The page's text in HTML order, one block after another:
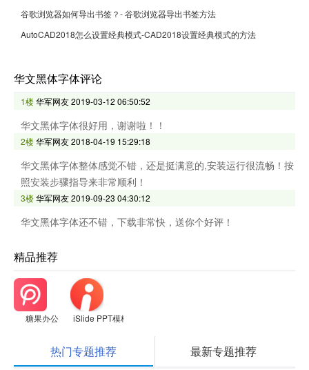
谷歌浏览器如何导出书签？- 谷歌浏览器导出书签方法
AutoCAD2018怎么设置经典模式-CAD2018设置经典模式的方法
华文黑体字体评论
1楼华军网友2019-03-12 06:50:52
华文黑体字体很好用，谢谢啦！！
2楼华军网友2018-04-19 15:29:18
华文黑体字体整体感觉不错，还是挺满意的,安装运行很流畅！按
照安装步骤指导来非常顺利！
3楼华军网友2019-09-23 04:30:12
华文黑体字体还不错，下载非常快，送你个好评！
精品推荐
糖果办公 iSlide PPT模板
热门专题推荐 最新专题推荐